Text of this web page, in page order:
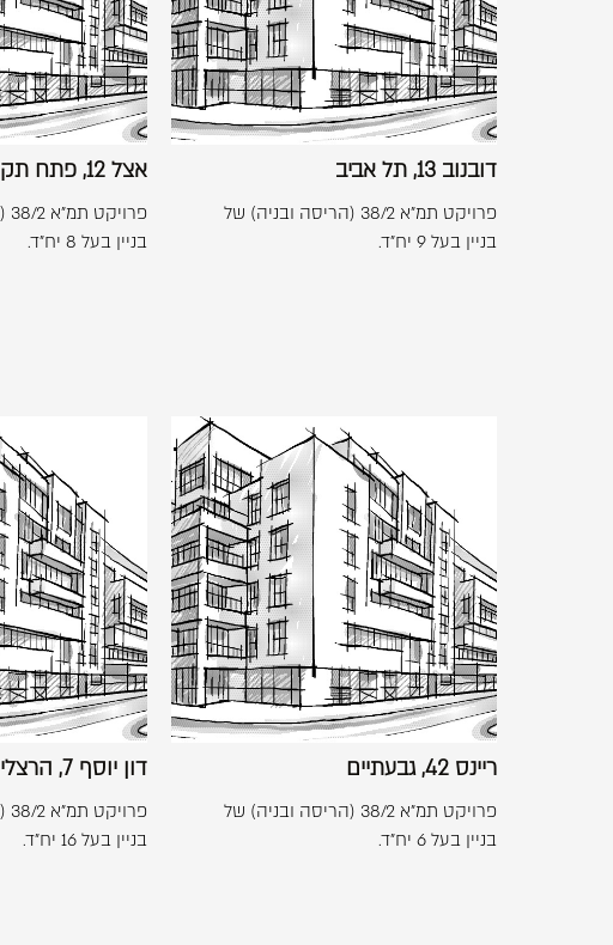
תל
אביב
דובנוב 13, תל אביב
פרויקט תמ"א 38/2 (הריסה ובניה) של
בניין בעל 9 יח"ד.
אצל 12, פתח תקווה
בניין בעל 8 יח"ד.
לפתיחת
התמונה
בגדול
ריינס
42,
גבעתיים
ריינס 42, גבעתיים
פרויקט תמ"א 38/2 (הריסה ובניה) של
בניין בעל 6 יח"ד.
דון יוסף 7, הרצליה
בניין בעל 16 יח"ד.